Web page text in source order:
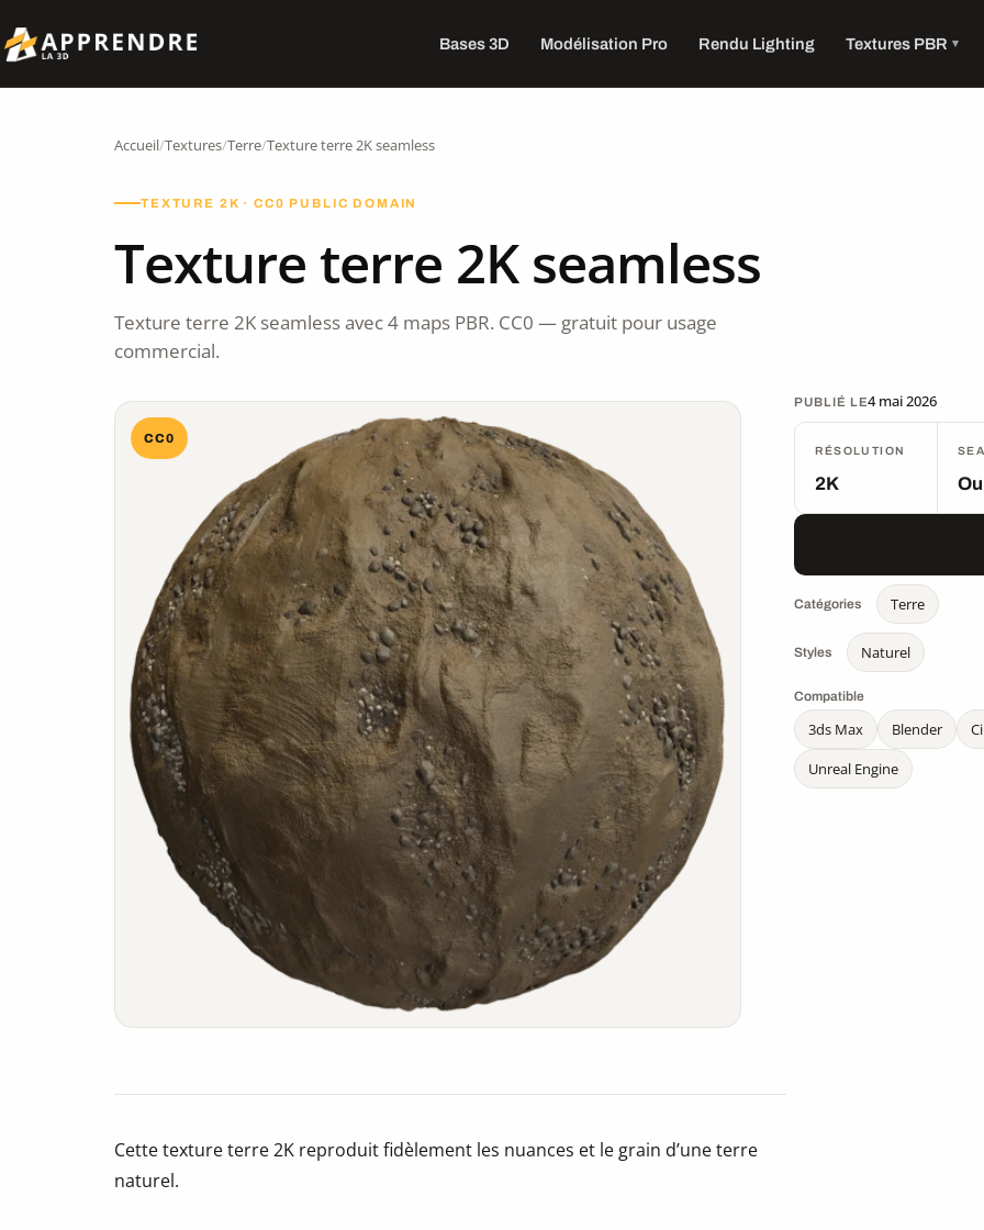
Bases 3D Modélisation Pro Rendu Lighting Textures PBR
Accueil/Textures/Terre/Texture terre 2K seamless
TEXTURE 2K · CC0 PUBLIC DOMAIN
Texture terre 2K seamless
Texture terre 2K seamless avec 4 maps PBR. CC0 — gratuit pour usage
commercial.
CC0
PUBLIÉ LE4 mai 2026
RÉSOLUTION
2K
Catégories Terre
Styles Naturel
Compatible
3ds Max Blender
Unreal Engine
Cette texture terre 2K reproduit fidèlement les nuances et le grain d’une terre
naturel.